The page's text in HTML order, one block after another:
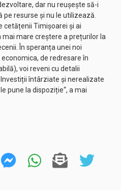
dar nu reușește să-i
resurse și nu le utilizează.
Timișoarei și ai
mare creștere a prețurilor la
În speranța unei noi
de redresare în
voi reveni cu detalii
întârziate și nerealizate
pune la dispoziție“, a mai